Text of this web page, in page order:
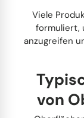
Viele
formuliert,
anzugreifen
von